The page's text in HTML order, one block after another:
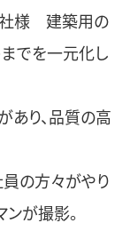
社様 建築用の
でを一元化し
あり、品質の高
員の方々がやり
が撮影。